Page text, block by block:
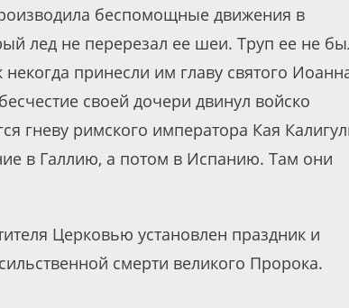
беспомощные движения в
лед не перерезал ее шеи. Труп ее не
принесли им главу святого
своей дочери двинул войско
гневу римского императора Кая
в Галлию, а потом в Испанию. Там они
Церковью установлен праздник и
смерти великого Пророка.